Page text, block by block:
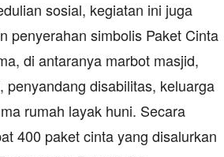
sosial, kegiatan ini juga
penyerahan simbolis Paket Cinta
di antaranya marbot masjid,
penyandang disabilitas, keluarga
rumah layak huni. Secara
400 paket cinta yang disalurkan